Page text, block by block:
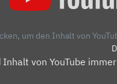
um den Inhalt von
Inhalt von YouTube